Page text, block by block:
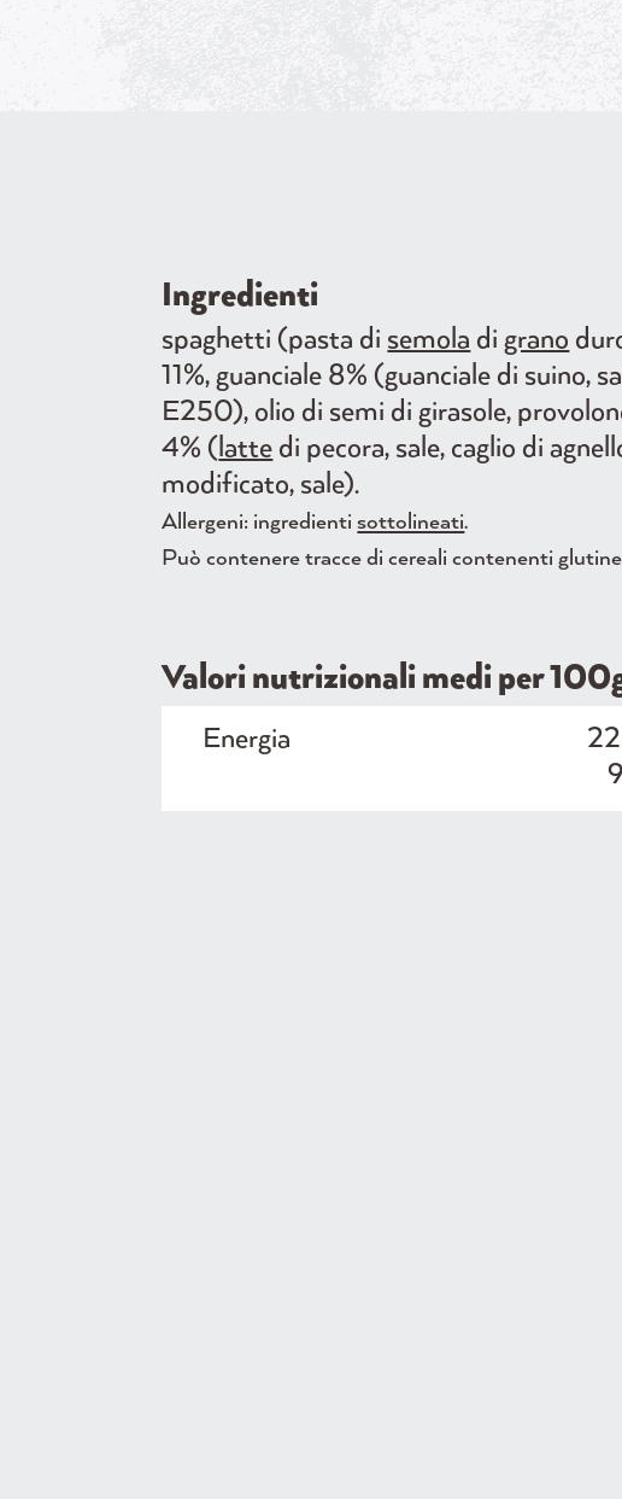
Ingredienti
spaghetti (pasta di semola digrano
11%, guanciale 8% (guanciale di suino,
E250), olio di semi di girasole,
4% (latte di pecora, sale, caglio di
modificato, sale).
Allergeni: ingredienti sottolineati.
Può contenere tracce di cereali contenenti
Valori nutrizionali medi per
Energia